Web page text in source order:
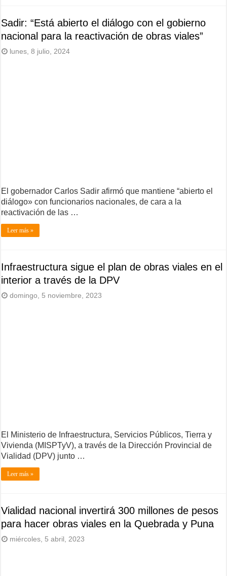
Sadir: “Está abierto el diálogo con el gobierno
nacional para la reactivación de obras viales”
lunes, 8 julio, 2024
El gobernador Carlos Sadir afirmó que mantiene “abierto el
diálogo» con funcionarios nacionales, de cara a la
reactivación de las …
Leer más »
Infraestructura sigue el plan de obras viales en el
interior a través de la DPV
domingo, 5 noviembre, 2023
El Ministerio de Infraestructura, Servicios Públicos, Tierra y
Vivienda (MISPTyV), a través de la Dirección Provincial de
Vialidad (DPV) junto …
Leer más »
Vialidad nacional invertirá 300 millones de pesos
para hacer obras viales en la Quebrada y Puna
miércoles, 5 abril, 2023